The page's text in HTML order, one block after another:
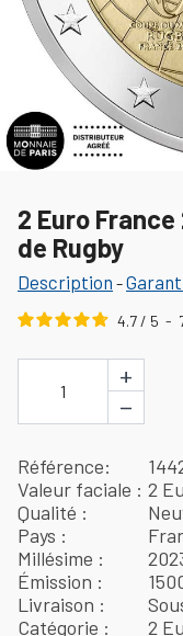
2 Euro
de Rugby
Description -
4.7/ 5 -
1
+
−
Référence
Valeur faciale
2
Qualité
Pays
Millésime
Émission
Livraison
Catégorie
2